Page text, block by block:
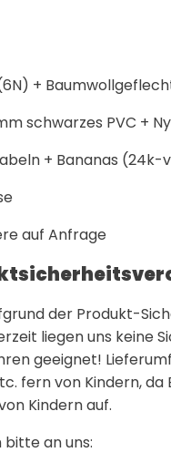
+
schwarzes PVC +
+ Bananas
auf Anfrage
der Produkt-
liegen uns
geeignet!
fern von Kindern,
Kindern auf.
bitte an uns: